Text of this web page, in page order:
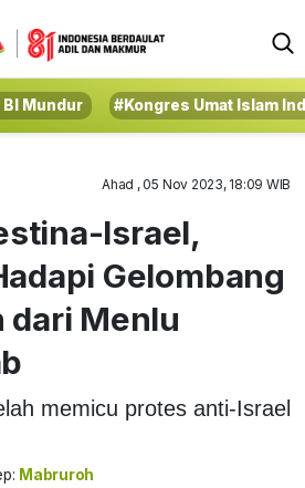
Mundur #Kongres Umat Islam
Ahad , 05 Nov 2023, 18:09 WIB
Israel,
Gelombang
dari Menlu
memicu protes anti-Israel
Mabruroh